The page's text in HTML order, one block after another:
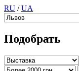
RU /UA
Подобрать